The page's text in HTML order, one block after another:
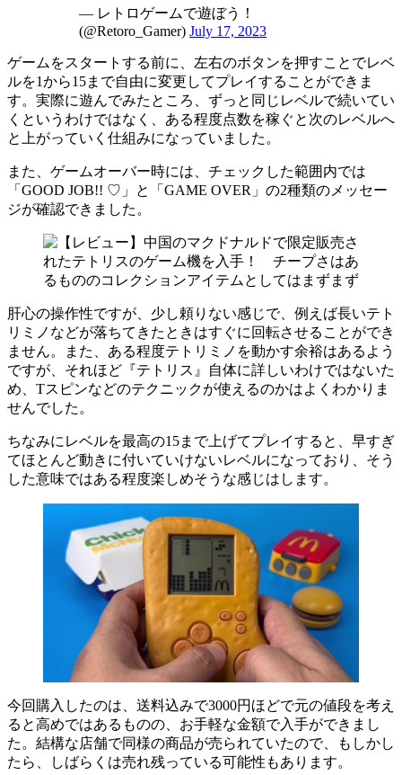
— レトロゲームで遊ぼう！
(@Retoro_Gamer) July 17, 2023
ゲームをスタートする前に、左右のボタンを押すことでレベ
ルを1から15まで自由に変更してプレイすることができま
す。実際に遊んでみたところ、ずっと同じレベルで続いてい
くというわけではなく、ある程度点数を稼ぐと次のレベルへ
と上がっていく仕組みになっていました。
また、ゲームオーバー時には、チェックした範囲内では
「GOOD JOB!! ♡」と「GAME OVER」の2種類のメッセー
ジが確認できました。
肝心の操作性ですが、少し頼りない感じで、例えば長いテト
リミノなどが落ちてきたときはすぐに回転させることができ
ません。また、ある程度テトリミノを動かす余裕はあるよう
ですが、それほど『テトリス』自体に詳しいわけではないた
め、Tスピンなどのテクニックが使えるのかはよくわかりま
せんでした。
ちなみにレベルを最高の15まで上げてプレイすると、早すぎ
てほとんど動きに付いていけないレベルになっており、そう
した意味ではある程度楽しめそうな感じはします。
今回購入したのは、送料込みで3000円ほどで元の値段を考え
ると高めではあるものの、お手軽な金額で入手ができまし
た。結構な店舗で同様の商品が売られていたので、もしかし
たら、しばらくは売れ残っている可能性もあります。